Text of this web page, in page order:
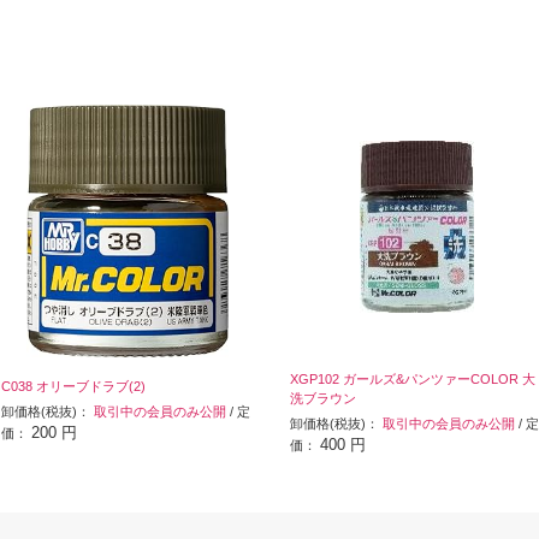
C038 オリーブドラブ(2)
卸価格(税抜)： 取引中の会員のみ公開 / 定
価： 200 円
XGP102 ガールズ&パンツァーCOLOR 大
洗ブラウン
卸価格(税抜)： 取引中の会員のみ公開 / 定
価： 400 円